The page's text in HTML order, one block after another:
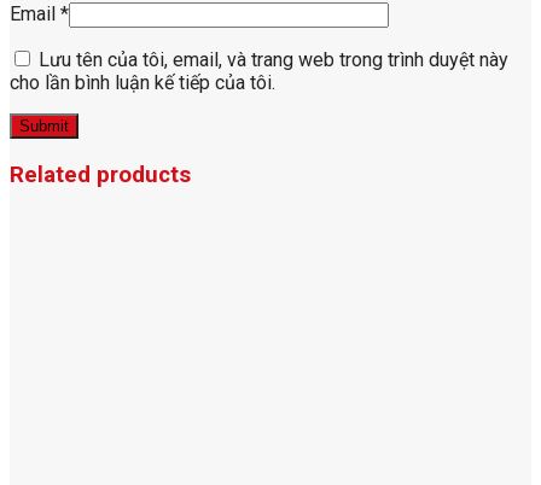
Email *
Lưu tên của tôi, email, và trang web trong trình duyệt này
cho lần bình luận kế tiếp của tôi.
Related products